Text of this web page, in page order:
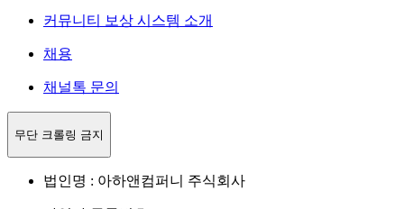
커뮤니티 보상 시스템 소개
채용
채널톡 문의
무단 크롤링 금지
법인명 : 아하앤컴퍼니 주식회사